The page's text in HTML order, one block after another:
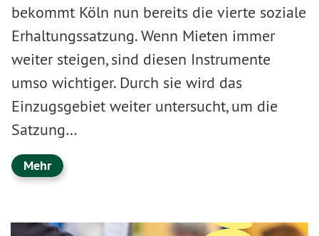
bekommt Köln nun bereits die vierte soziale
Erhaltungssatzung. Wenn Mieten immer
weiter steigen, sind diesen Instrumente
umso wichtiger. Durch sie wird das
Einzugsgebiet weiter untersucht, um die
Satzung…
Mehr